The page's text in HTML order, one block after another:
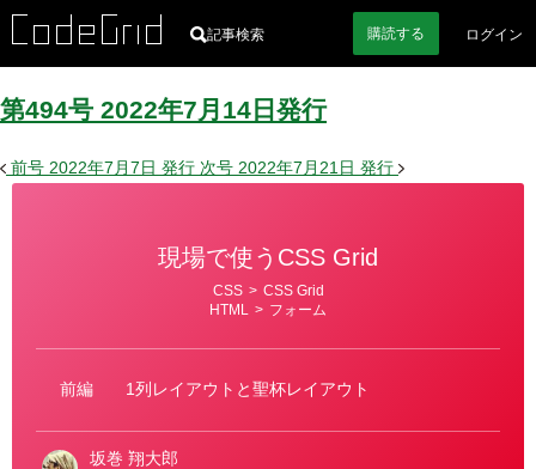
記事検索 購読する ログイン
第494号 2022年7 月 14 日 発行
前号 2022年7月7日 発行 次号 2022年7月21日 発行
現場で使うCSS Grid
CSS > CSS Grid
HTML > フォーム
前編 1列レイアウトと聖杯レイアウト
坂巻 翔大郎